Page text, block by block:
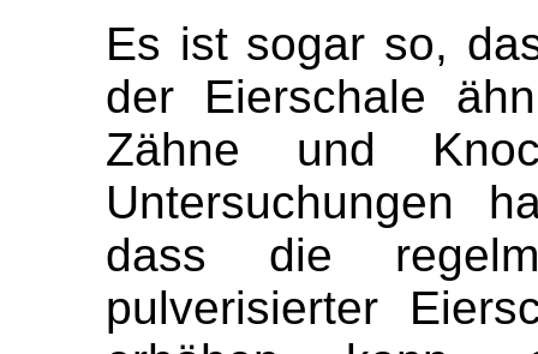
Es ist sogar so,
der Eierschale
Zähne und
Untersuchungen
dass die
pulverisierter